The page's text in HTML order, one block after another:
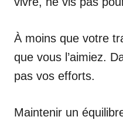
À moins que votre
que vous l’aimiez.
pas vos efforts.
Maintenir un